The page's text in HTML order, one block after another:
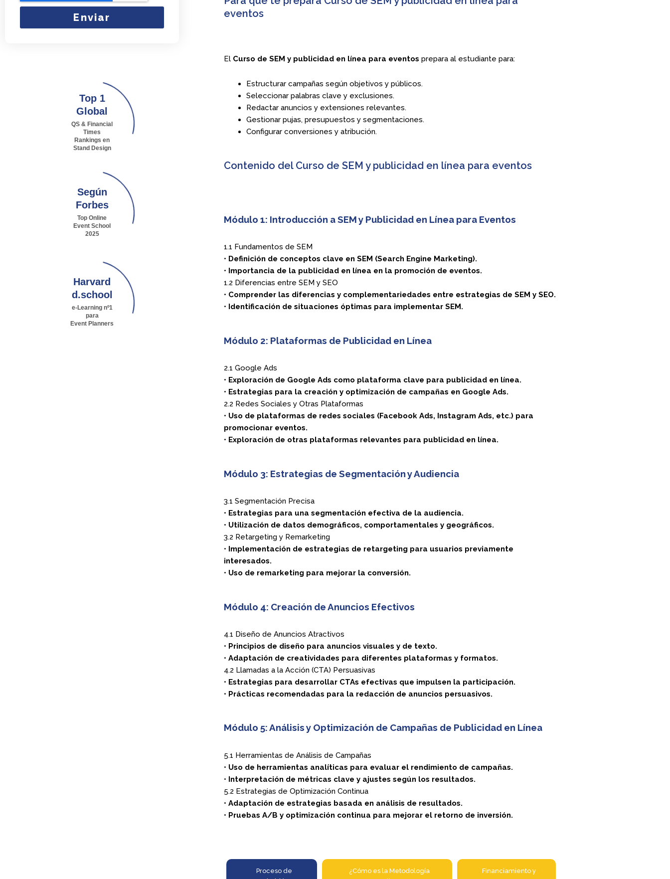
Enviar
Top 1
Global
QS & Financial
Times
Rankings en
Stand Design
Según
Forbes
Top Online
Event School
2025
Harvard
d.school
e-Learning nº1
para
Event Planners
eventos
El Curso de SEM y publicidad en línea para eventos prepara al estudiante para:
Estructurar campañas según objetivos y públicos.
Seleccionar palabras clave y exclusiones.
Redactar anuncios y extensiones relevantes.
Gestionar pujas, presupuestos y segmentaciones.
Configurar conversiones y atribución.
Contenido del Curso de SEM y publicidad en línea para eventos
Módulo 1: Introducción a SEM y Publicidad en Línea para Eventos
1.1 Fundamentos de SEM
• Definición de conceptos clave en SEM (Search Engine Marketing).
• Importancia de la publicidad en línea en la promoción de eventos.
1.2 Diferencias entre SEM y SEO
• Comprender las diferencias y complementariedades entre estrategias de SEM y SEO.
• Identificación de situaciones óptimas para implementar SEM.
Módulo 2: Plataformas de Publicidad en Línea
2.1 Google Ads
• Exploración de Google Ads como plataforma clave para publicidad en línea.
• Estrategias para la creación y optimización de campañas en Google Ads.
2.2 Redes Sociales y Otras Plataformas
• Uso de plataformas de redes sociales (Facebook Ads, Instagram Ads, etc.) para
promocionar eventos.
• Exploración de otras plataformas relevantes para publicidad en línea.
Módulo 3: Estrategias de Segmentación y Audiencia
3.1 Segmentación Precisa
• Estrategias para una segmentación efectiva de la audiencia.
• Utilización de datos demográficos, comportamentales y geográficos.
3.2 Retargeting y Remarketing
• Implementación de estrategias de retargeting para usuarios previamente
interesados.
• Uso de remarketing para mejorar la conversión.
Módulo 4: Creación de Anuncios Efectivos
4.1 Diseño de Anuncios Atractivos
• Principios de diseño para anuncios visuales y de texto.
• Adaptación de creatividades para diferentes plataformas y formatos.
4.2 Llamadas a la Acción (CTA) Persuasivas
• Estrategias para desarrollar CTAs efectivas que impulsen la participación.
• Prácticas recomendadas para la redacción de anuncios persuasivos.
Módulo 5: Análisis y Optimización de Campañas de Publicidad en Línea
5.1 Herramientas de Análisis de Campañas
• Uso de herramientas analíticas para evaluar el rendimiento de campañas.
• Interpretación de métricas clave y ajustes según los resultados.
5.2 Estrategias de Optimización Continua
• Adaptación de estrategias basada en análisis de resultados.
• Pruebas A/B y optimización continua para mejorar el retorno de inversión.
Proceso de
¿Cómo es la Metodología
Financiamiento y